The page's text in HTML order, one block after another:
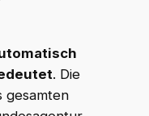
. Die
gesamten